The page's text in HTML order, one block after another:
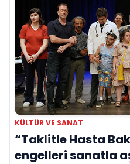
KÜLTÜR VE SANAT
“Taklitle Hasta
engelleri sanatla